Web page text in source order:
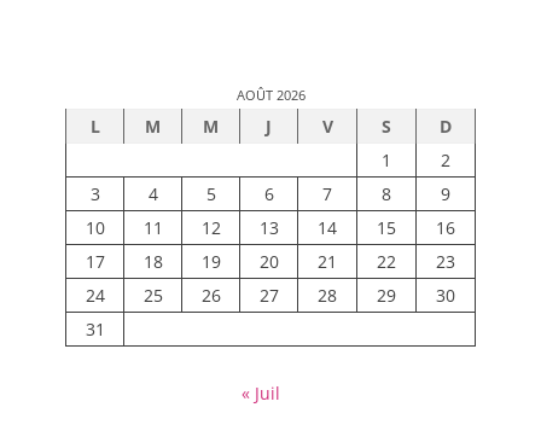
AOÛT 2026
L M M J V S
D
1
2
3
4 5 6 7 8
9
10
11 12 13 14 15
16
17
18 19 20 21 22
23
24
25 26 27 28 29
30
31
« Juil